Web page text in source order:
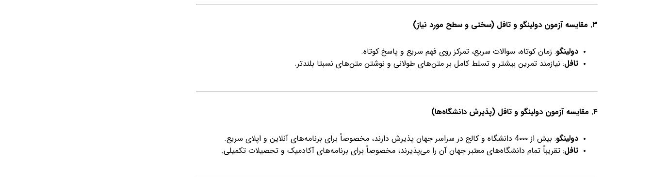
۳. مقایسه آزمون دولینگو و تافل (سختی و سطح مورد نیاز)
دولینگو: زمان کوتاه، سوالات سریع، تمرکز روی فهم سریع و پاسخ کوتاه.
تافل: نیازمند تمرین بیشتر و تسلط کامل بر متن‌های طولانی و نوشتن متن‌های نسبتا بلندتر.
۴. مقایسه آزمون دولینگو و تافل (پذیرش دانشگاه‌ها)
دولینگو: بیش از 4۰۰۰ دانشگاه و کالج در سراسر جهان پذیرش دارند، مخصوصاً برای برنامه‌های آنلاین و اپلای سریع.
تافل: تقریباً تمام دانشگاه‌های معتبر جهان آن را می‌پذیرند، مخصوصاً برای برنامه‌های آکادمیک و تحصیلات تکمیلی.